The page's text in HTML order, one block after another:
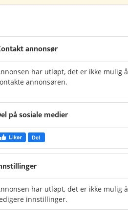
annonsør
har utløpt, det er ikke mulig å
annonsøren.
på sosiale medier
har utløpt, det er ikke mulig å
innstillinger.